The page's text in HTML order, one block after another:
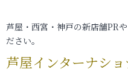
芦屋・西宮・神戸の新店舗PR
ださい。
芦屋インターナシ